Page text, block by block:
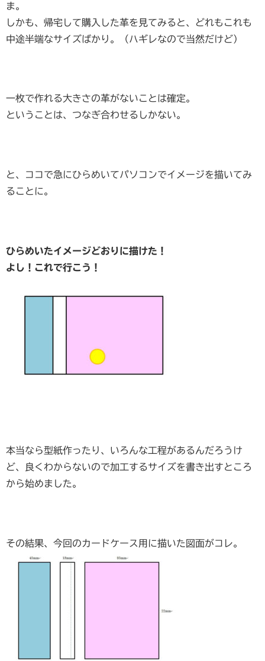
ま。
しかも、帰宅して購入した革を見てみると、どれもこれも
中途半端なサイズばかり。（ハギレなので当然だけど）
一枚で作れる大きさの革がないことは確定。
ということは、つなぎ合わせるしかない。
と、ココで急にひらめいてパソコンでイメージを描いてみ
ることに。
ひらめいたイメージどおりに描けた！
よし！これで行こう！
本当なら型紙作ったり、いろんな工程があるんだろうけ
ど、良くわからないので加工するサイズを書き出すところ
から始めました。
その結果、今回のカードケース用に描いた図面がコレ。